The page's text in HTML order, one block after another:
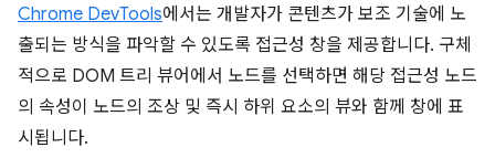
Chrome DevTools에서는 개발자가 콘텐츠가 보조 기술에 노
출되는 방식을 파악할 수 있도록 접근성 창을 제공합니다. 구체
적으로 DOM 트리 뷰어에서 노드를 선택하면 해당 접근성 노드
의 속성이 노드의 조상 및 즉시 하위 요소의 뷰와 함께 창에 표
시됩니다.